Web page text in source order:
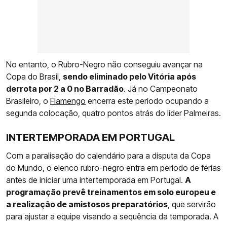
No entanto, o Rubro-Negro não conseguiu avançar na
Copa do Brasil, sendo eliminado pelo Vitória após
derrota por 2 a 0 no Barradão. Já no Campeonato
Brasileiro, o Flamengo encerra este período ocupando a
segunda colocação, quatro pontos atrás do líder Palmeiras.
INTERTEMPORADA EM PORTUGAL
Com a paralisação do calendário para a disputa da Copa
do Mundo, o elenco rubro-negro entra em período de férias
antes de iniciar uma intertemporada em Portugal. A
programação prevê treinamentos em solo europeu e
a realização de amistosos preparatórios , que servirão
para ajustar a equipe visando a sequência da temporada. A